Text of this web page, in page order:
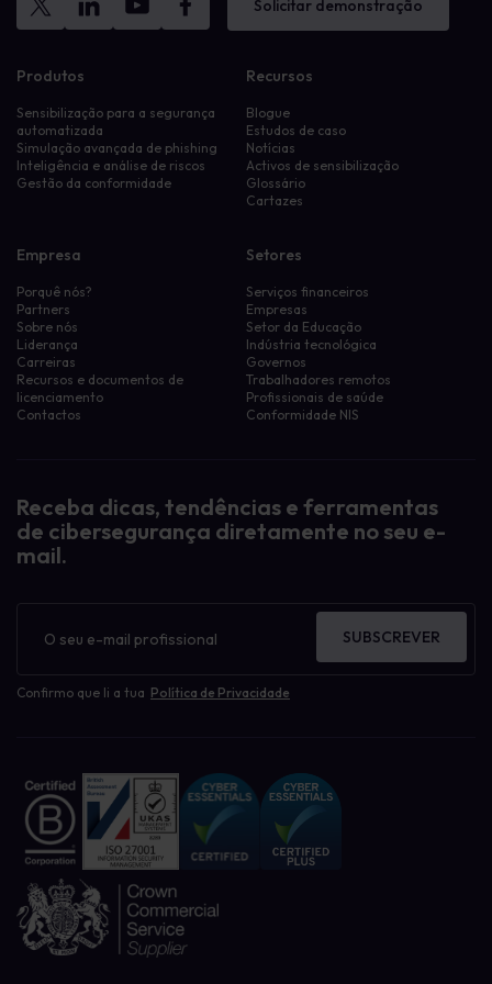
Solicitar demonstração
Produtos
Sensibilização para a segurança
automatizada
Simulação avançada de phishing
Inteligência e análise de riscos
Gestão da conformidade
Recursos
Blogue
Estudos de caso
Notícias
Activos de sensibilização
Glossário
Cartazes
Empresa
Porquê nós?
Partners
Sobre nós
Liderança
Carreiras
Recursos e documentos de
licenciamento
Contactos
Setores
Serviços financeiros
Empresas
Setor da Educação
Indústria tecnológica
Governos
Trabalhadores remotos
Profissionais de saúde
Conformidade NIS
Receba dicas, tendências e ferramentas
de cibersegurança diretamente no seu e-
mail.
informativo
Confirmo que li a tua Política de Privacidade
SUBSCREVER